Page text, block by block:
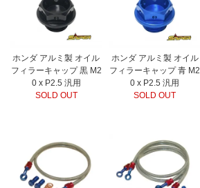
ホンダ アルミ製 オイル
フィラーキャップ 黒 M2
0 x P2.5 汎用
SOLD OUT
ホンダ アルミ製 オイル
フィラーキャップ 青 M2
0 x P2.5 汎用
SOLD OUT